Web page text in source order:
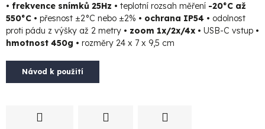
• frekvence snímků 25Hz • teplotní rozsah měření -20°C až
550°C • přesnost ±2°C nebo ±2% • ochrana IP54 • odolnost
proti pádu z výšky až 2 metry • zoom 1x/2x/4x • USB-C vstup •
hmotnost 450g • rozměry 24 x 7 x 9,5 cm
Návod k použití